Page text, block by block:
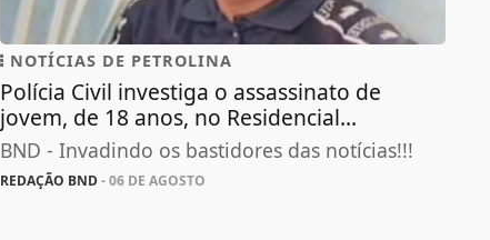
NOTÍCIAS DE PETROLINA
Polícia Civil investiga o assassinato de
jovem, de 18 anos, no Residencial...
BND - Invadindo os bastidores das notícias!!!
REDAÇÃO BND- 06 DE AGOSTO